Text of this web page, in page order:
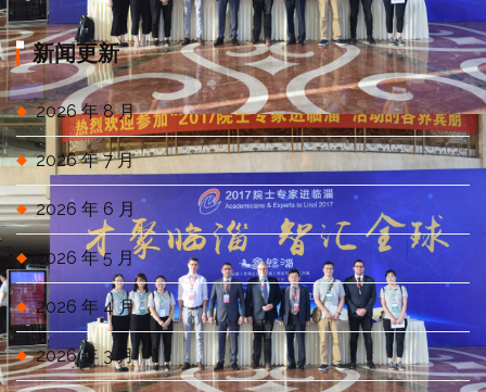
类新闻更新
2026 年 8 月
2026 年 7 月
2026 年 6 月
2026 年 5 月
2026 年 4 月
2026 年 3 月